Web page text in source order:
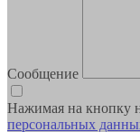
Сообщение
Нажимая на кнопку
персональных